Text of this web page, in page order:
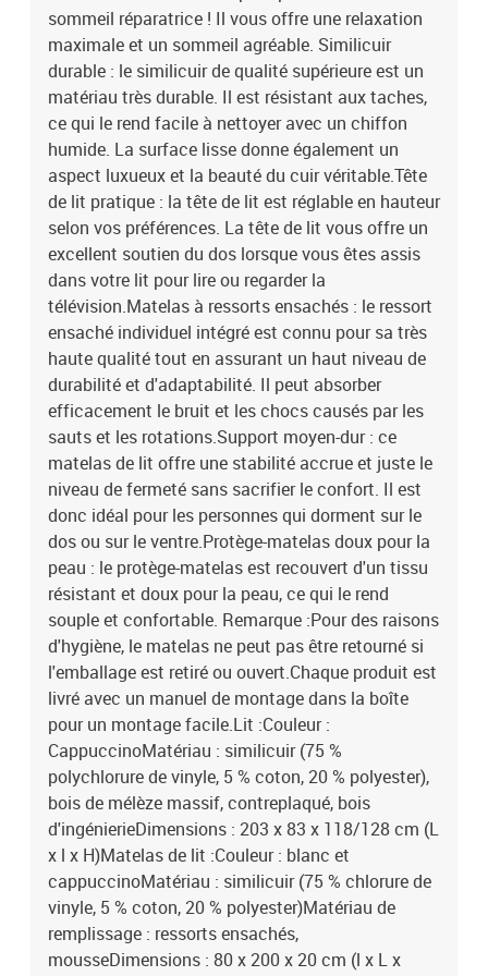
stabilité accrue et juste le niveau de fermeté sans sacrifier le
confort. Il est donc idéal pour les personnes qui dorment sur le dos
ou sur le ventre.Protège-matelas doux pour la peau : le protège-
matelas est recouvert d'un tissu résistant et doux pour la peau, ce
qui le rend souple et confortable. Remarque :Pour des raisons
d'hygiène, le matelas ne peut pas être retourné si l'emballage est
retiré ou ouvert.Chaque produit est livré avec un manuel de
montage dans la boîte pour un montage facile.Lit :Couleur :
CappuccinoMatériau : similicuir (75 % polychlorure de vinyle, 5 %
coton, 20 % polyester), bois de mélèze massif, contreplaqué, bois
d'ingénierieDimensions : 203 x 83 x 118/128 cm (L x l x H)Matelas
de lit :Couleur : blanc et cappuccinoMatériau : similicuir (75 %
chlorure de vinyle, 5 % coton, 20 % polyester)Matériau de
remplissage : ressorts ensachés, mousseDimensions : 80 x 200 x
20 cm (l x L x H)Surmatelas de lit :Couleur : blancMatériau du sur-
matelas : tissu (100 % polyester)Matériau de remplissage :
mousseDimensions : 80 x 200 x 5 cm (l x L x H)La livraison
contient :1 x cadre de lit1 x tête de lit avec oreilles1 x matelas1 x
surmatelas
sommeil réparatrice ! Il vous offre une relaxation
maximale et un sommeil agréable. Similicuir
durable : le similicuir de qualité supérieure est un
matériau très durable. Il est résistant aux taches,
ce qui le rend facile à nettoyer avec un chiffon
humide. La surface lisse donne également un
aspect luxueux et la beauté du cuir véritable.Tête
de lit pratique : la tête de lit est réglable en hauteur
selon vos préférences. La tête de lit vous offre un
excellent soutien du dos lorsque vous êtes assis
dans votre lit pour lire ou regarder la
télévision.Matelas à ressorts ensachés : le ressort
ensaché individuel intégré est connu pour sa très
haute qualité tout en assurant un haut niveau de
durabilité et d'adaptabilité. Il peut absorber
efficacement le bruit et les chocs causés par les
sauts et les rotations.Support moyen-dur : ce
matelas de lit offre une stabilité accrue et juste le
niveau de fermeté sans sacrifier le confort. Il est
donc idéal pour les personnes qui dorment sur le
dos ou sur le ventre.Protège-matelas doux pour la
peau : le protège-matelas est recouvert d'un tissu
résistant et doux pour la peau, ce qui le rend
souple et confortable. Remarque :Pour des raisons
d'hygiène, le matelas ne peut pas être retourné si
l'emballage est retiré ou ouvert.Chaque produit est
livré avec un manuel de montage dans la boîte
pour un montage facile.Lit :Couleur :
CappuccinoMatériau : similicuir (75 %
polychlorure de vinyle, 5 % coton, 20 % polyester),
bois de mélèze massif, contreplaqué, bois
d'ingénierieDimensions : 203 x 83 x 118/128 cm (L
x l x H)Matelas de lit :Couleur : blanc et
cappuccinoMatériau : similicuir (75 % chlorure de
vinyle, 5 % coton, 20 % polyester)Matériau de
remplissage : ressorts ensachés,
mousseDimensions : 80 x 200 x 20 cm (l x L x